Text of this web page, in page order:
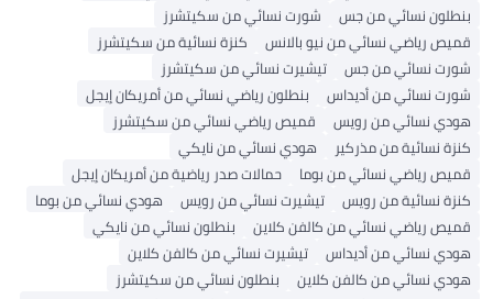
بنطلون نسائي من جس
شورت نسائي من سكيتشرز
قميص رياضي نسائي من نيو بالانس
كنزة نسائية من سكيتشرز
شورت نسائي من جس
تيشيرت نسائي من سكيتشرز
شورت نسائي من أديداس
بنطلون رياضي نسائي من أمريكان إيجل
هودي نسائي من رويس
قميص رياضي نسائي من سكيتشرز
كنزة نسائية من مذركير
هودي نسائي من نايكي
قميص رياضي نسائي من بوما
حمالات صدر رياضية من أمريكان إيجل
كنزة نسائية من رويس
تيشيرت نسائي من رويس
هودي نسائي من بوما
قميص رياضي نسائي من كالفن كلاين
بنطلون نسائي من نايكي
هودي نسائي من أديداس
تيشيرت نسائي من كالفن كلاين
هودي نسائي من كالفن كلاين
بنطلون نسائي من سكيتشرز